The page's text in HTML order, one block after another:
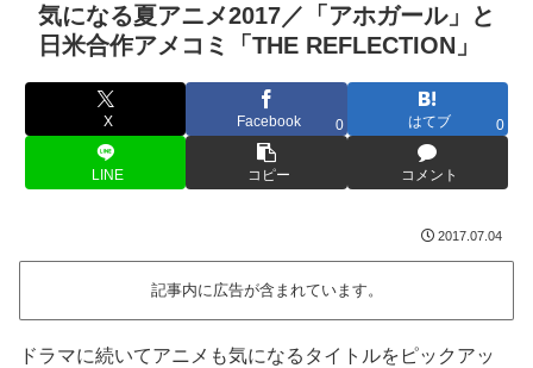
気になる夏アニメ2017／「アホガール」と
日米合作アメコミ「THE REFLECTION」
X Facebook 0 はてブ 0
LINE コピー コメント
2017.07.04
記事内に広告が含まれています。
ドラマに続いてアニメも気になるタイトルをピックアッ